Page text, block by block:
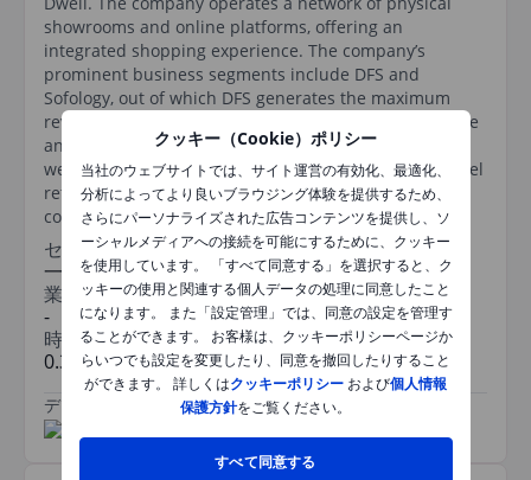
クッキー（Cookie）ポリシー
当社のウェブサイトでは、サイト運営の有効化、最適化、
分析によってより良いブラウジング体験を提供するため、
さらにパーソナライズされた広告コンテンツを提供し、ソ
ーシャルメディアへの接続を可能にするために、クッキー
を使用しています。 「すべて同意する」を選択すると、ク
ッキーの使用と関連する個人データの処理に同意したこと
になります。 また「設定管理」では、同意の設定を管理す
ることができます。 お客様は、クッキーポリシーページか
らいつでも設定を変更したり、同意を撤回したりすること
ができます。 詳しくはクッキーポリシー および個人情報
保護方針をご覧ください。
すべて同意する
showrooms and online platforms, offering an
integrated shopping experience. The company’s
prominent business segments include DFS and
Sofology, out of which DFS generates the maximum
revenue through the retailing of upholstered furniture
and related products through branded stores and
website. The company operates under an omnichannel
retail plan, balancing physical presence and e-
commerce to meet customer needs.
セクター
一般消費財
業種
-
時価総額
0.329295001bn
データ提供元 /